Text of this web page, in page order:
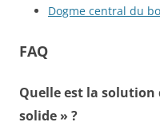
Dogme central du
FAQ
Quelle est la solution
solide » ?